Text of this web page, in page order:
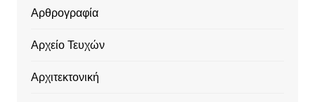
Αρθρογραφία
Αρχείο Τευχών
Αρχιτεκτονική